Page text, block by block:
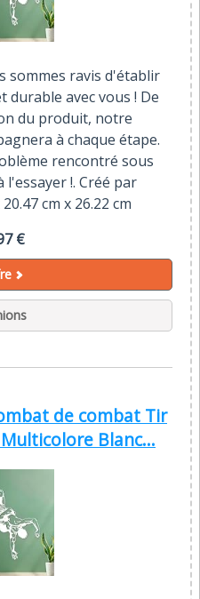
sommes ravis d'établir
avec vous ! De
du produit, notre
à chaque étape.
rencontré sous
l'essayer !. Créé par
cm x 26.22 cm
€
de combat Tir
Blanc...